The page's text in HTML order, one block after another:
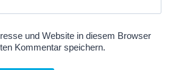
und Website in diesem Browser
Kommentar speichern.